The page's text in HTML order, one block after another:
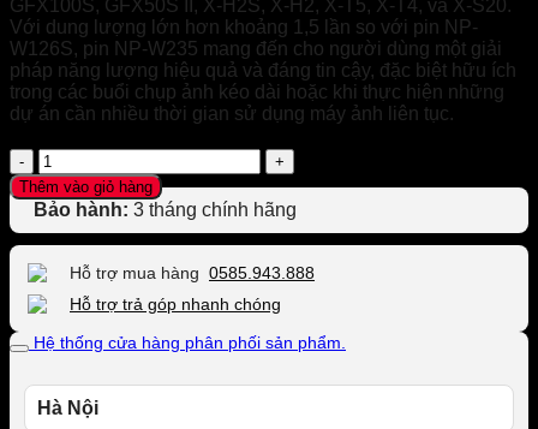
GFX100S, GFX50S II, X-H2S, X-H2, X-T5, X-T4, và X-S20.
Với dung lượng lớn hơn khoảng 1,5 lần so với pin NP-
W126S, pin NP-W235 mang đến cho người dùng một giải
pháp năng lượng hiệu quả và đáng tin cậy, đặc biệt hữu ích
trong các buổi chụp ảnh kéo dài hoặc khi thực hiện những
dự án cần nhiều thời gian sử dụng máy ảnh liên tục.
Pin
Fujifilm
NP-
W235
số
lượng
Thêm vào giỏ hàng
Bảo hành: 3 tháng chính hãng
Hỗ trợ mua hàng 0585.943.888
Hỗ trợ trả góp nhanh chóng
Hệ thống cửa hàng phân phối sản phẩm.
Hà Nội